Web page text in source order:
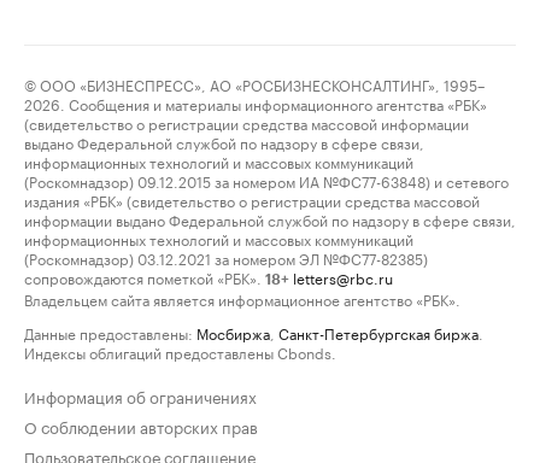
© ООО «БИЗНЕСПРЕСС», АО «РОСБИЗНЕСКОНСАЛТИНГ», 1995–
2026. Сообщения и материалы информационного агентства «РБК»
(свидетельство о регистрации средства массовой информации
выдано Федеральной службой по надзору в сфере связи,
информационных технологий и массовых коммуникаций
(Роскомнадзор) 09.12.2015 за номером ИА №ФС77-63848) и сетевого
издания «РБК» (свидетельство о регистрации средства массовой
информации выдано Федеральной службой по надзору в сфере связи,
информационных технологий и массовых коммуникаций
(Роскомнадзор) 03.12.2021 за номером ЭЛ №ФС77-82385)
сопровождаются пометкой «РБК».
18+ letters@rbc.ru
Владельцем сайта является информационное агентство «РБК».
Данные предоставлены: Мосбиржа Санкт-Петербургская биржа
Индексы облигаций предоставлены Cbonds.
Информация об ограничениях
О соблюдении авторских прав
Пользовательское соглашение